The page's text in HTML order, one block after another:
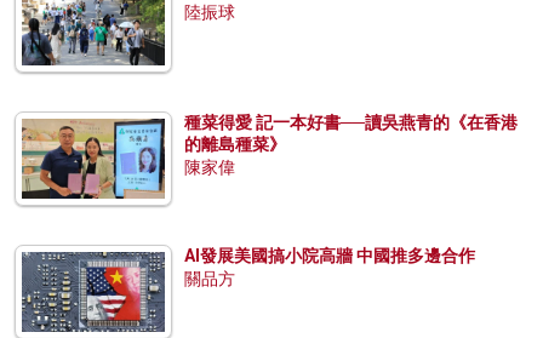
陸振球
種菜得愛 記一本好書──讀吳燕青的《在香港
的離島種菜》
陳家偉
AI發展美國搞小院高牆 中國推多邊合作
關品方